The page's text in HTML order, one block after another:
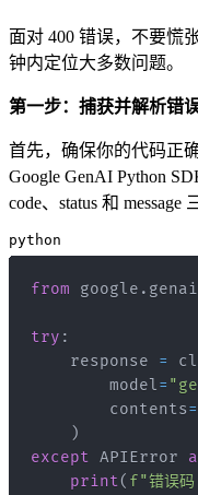
面对 400 错误，不要慌
钟内定位大多数问题。
第一步：捕获并解析错
首先，确保你的代码正
Google GenAI Python
code、status 和 message
python
from google . genai
try :
    response
=
        model
=
        contents
=
)
except APIError
print( f"错误